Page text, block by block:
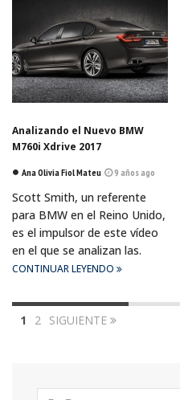
Analizando el Nuevo BMW
M760i Xdrive 2017
Ana Olivia Fiol Mateu 9 años ago
Scott Smith, un referente
para BMW en el Reino Unido,
es el impulsor de este vídeo
en el que se analizan las.
CONTINUAR LEYENDO
1 2 SIGUIENTE